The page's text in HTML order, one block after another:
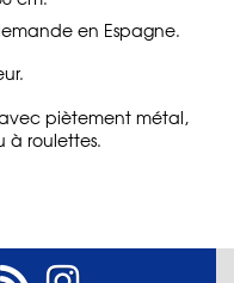
en Espagne.
piètement métal,
à roulettes.